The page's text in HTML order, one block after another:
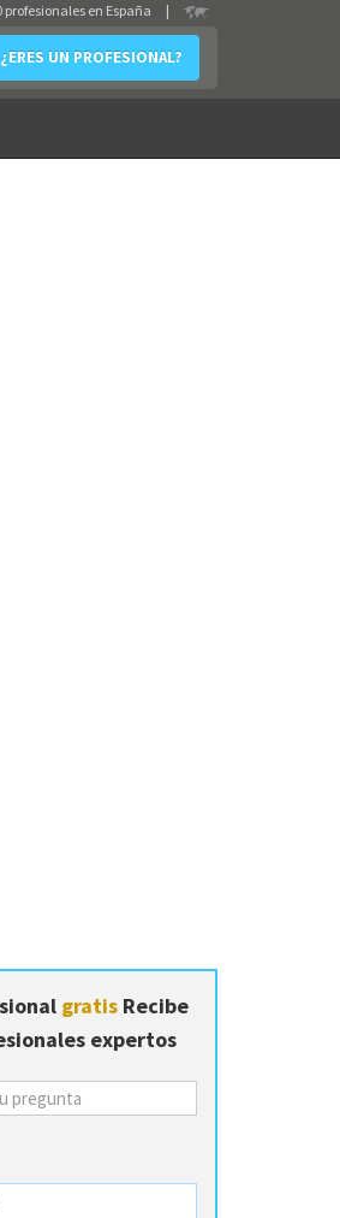
¿ERES UN PROFESIONAL?
profesionales en España |
gratis Recibe
expertos